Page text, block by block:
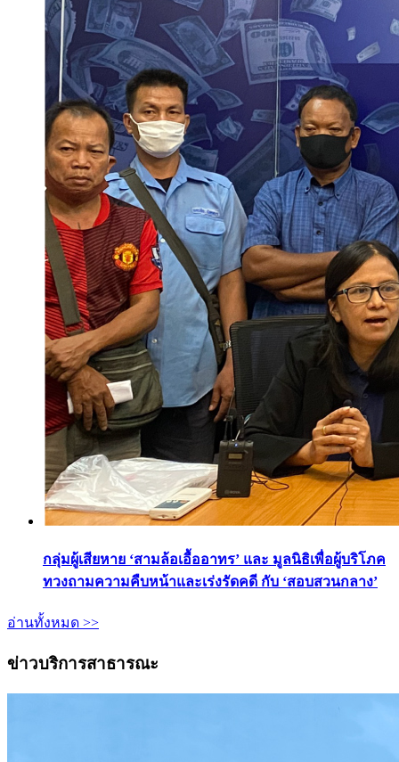
กลุ่มผู้เสียหาย ‘สามล้อเอื้ออาทร’ และ มูลนิธิเพื่อผู้บริโภค
ทวงถามความคืบหน้าและเร่งรัดคดี กับ ‘สอบสวนกลาง’
อ่านทั้งหมด >>
ข่าวบริการสาธารณะ